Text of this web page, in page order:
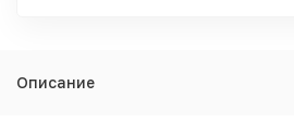
Описание